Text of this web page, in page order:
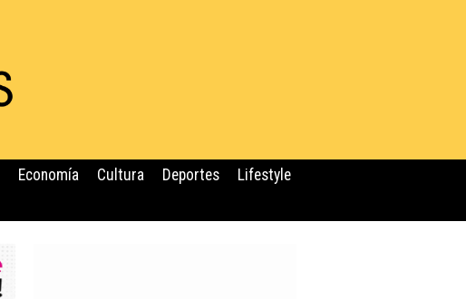
Economía Cultura Deportes
Lifestyle